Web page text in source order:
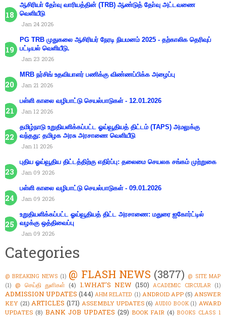
ஆசிரியா் தோ்வு வாரியத்தின் (TRB) ஆண்டுத் தோ்வு அட்டவணை
வெளியீடு
Jan 24 2026
PG TRB முதுகலை ஆசிரியர் நேரடி நியமனம் 2025 - தற்காலிக தெரிவுப்
பட்டியல் வெளியீடு.
Jan 23 2026
MRB நர்சிங் உதவியாளர் பணிக்கு விண்ணப்பிக்க அழைப்பு
Jan 21 2026
பள்ளி காலை வழிபாட்டு செயல்பாடுகள் - 12.01.2026
Jan 12 2026
தமிழ்நாடு உறுதியளிக்கப்பட்ட ஓய்வூதியத் திட்டம் (TAPS) அமலுக்கு
வந்தது: தமிழக அரசு அரசாணை வெளியீடு
Jan 11 2026
புதிய ஓய்வூதிய திட்டத்திற்கு எதிர்ப்பு: தலைமை செயலக சங்கம் முற்றுகை
Jan 09 2026
பள்ளி காலை வழிபாட்டு செயல்பாடுகள் - 09.01.2026
Jan 09 2026
உறுதியளிக்கப்பட்ட ஓய்வூதியத் திட்ட அரசாணை: மதுரை ஐகோர்ட்டில்
வழக்கு ஒத்திவைப்பு
Jan 09 2026
Categories
@ BREAKING NEWS (1) @ FLASH NEWS (3877) @ SITE MAP
(1) @ செய்தி துளிகள் (4) 1.WHAT'S NEW (150) ACADEMIC CIRCULAR (1)
ADMISSION UPDATES (144) AHM RELATED (1) ANDROID APP (5) ANSWER
KEY (21) ARTICLES (171) ASSEMBLY UPDATES (6) AUDIO BOOK (1) AWARD
UPDATES (8) BANK JOB UPDATES (29) BOOK FAIR (4) BOOKS CLASS 1